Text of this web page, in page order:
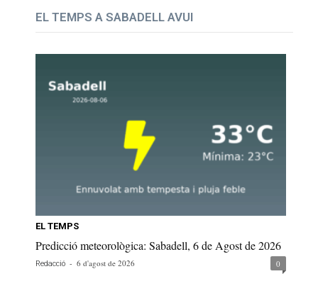
EL TEMPS A SABADELL AVUI
EL TEMPS
Predicció meteorològica: Sabadell, 6 de Agost de 2026
Redacció - 6 d'agost de 2026 0